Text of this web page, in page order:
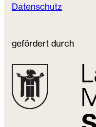
Datenschutz
gefördert durch